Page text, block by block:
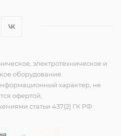
электротехническое и
оборудование.
характер, не
офертой,
статьи 437(2) ГК РФ.